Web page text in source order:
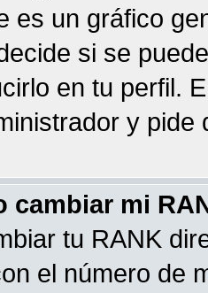
es un gráfico
si se
en tu perfil.
y
cambiar mi
tu RANK
el número de